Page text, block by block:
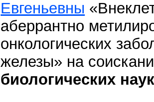
Евгеньевны
аберрантно
онкологических
железы» на
биологических